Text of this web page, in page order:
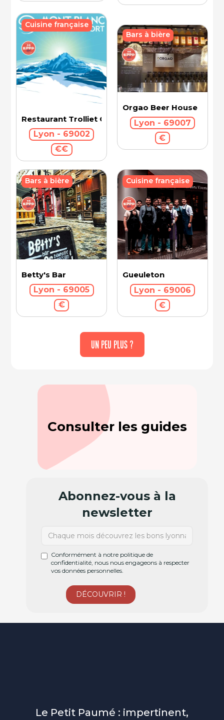
Restaurant Trolliet Grand Hotel Dieu
Lyon - 69002
€€
Cuisine française
Orgao Beer House
Lyon - 69007
€
Bars à bière
Betty's Bar
Lyon - 69005
€
Bars à bière
Gueuleton
Lyon - 69006
€
Cuisine française
UN PEU PLUS ?
Consulter les guides
Abonnez-vous à la
newsletter
Conformément à notre politique de
confidentialité, nous nous engageons à respecter
vos données personnelles.
Le Petit Paumé : impertinent,